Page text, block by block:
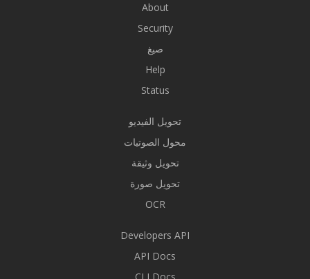
About
Security
صيغ
Help
Status
تحويل الفيديو
محول الصوتيات
تحويل وثيقة
تحويل صورة
OCR
Developers API
API Docs